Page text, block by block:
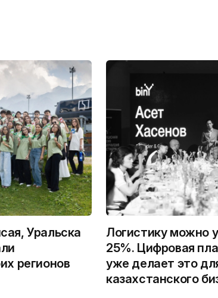
Уральска
регионов
Логистику можно
25%. Цифровая
уже делает это
казахстанского